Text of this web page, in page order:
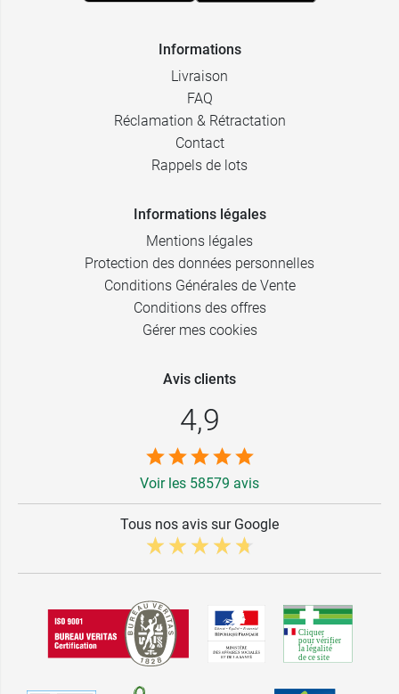
Informations
Livraison
FAQ
Réclamation & Rétractation
Contact
Rappels de lots
Informations légales
Mentions légales
Protection des données personnelles
Conditions Générales de Vente
Conditions des offres
Gérer mes cookies
Avis clients
4,9
Voir les 58579 avis
Tous nos avis sur Google